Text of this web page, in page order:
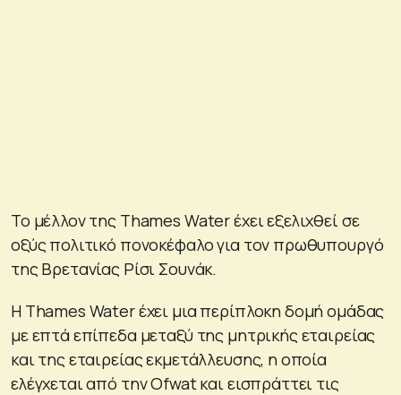
Το μέλλον της Thames Water έχει εξελιχθεί σε
οξύς πολιτικό πονοκέφαλο για τον πρωθυπουργό
της Βρετανίας Ρίσι Σουνάκ.
Η Thames Water έχει μια περίπλοκη δομή ομάδας
με επτά επίπεδα μεταξύ της μητρικής εταιρείας
και της εταιρείας εκμετάλλευσης, η οποία
ελέγχεται από την Ofwat και εισπράττει τις